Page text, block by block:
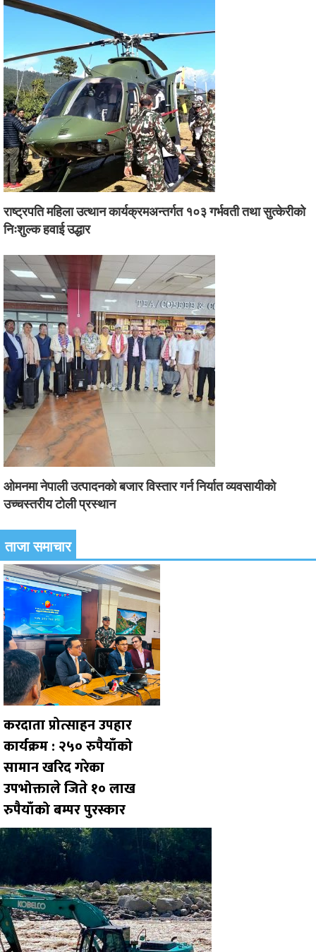
राष्ट्रपति महिला उत्थान कार्यक्रमअन्तर्गत १०३ गर्भवती तथा सुत्केरीको
निःशुल्क हवाई उद्धार
ओमनमा नेपाली उत्पादनको बजार विस्तार गर्न निर्यात व्यवसायीको
उच्चस्तरीय टोली प्रस्थान
ताजा समाचार
करदाता प्रोत्साहन उपहार
कार्यक्रम : २५० रुपैयाँको
सामान खरिद गरेका
उपभोक्ताले जिते १० लाख
रुपैयाँको बम्पर पुरस्कार